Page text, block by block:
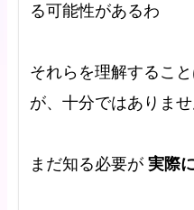
る可能性があるわ
それらを理解するこ
が、十分ではありませ
まだ知る必要が 実際